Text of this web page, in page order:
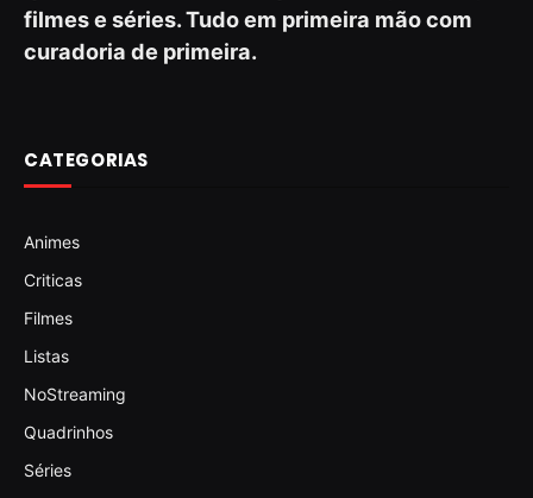
filmes e séries. Tudo em primeira mão com
curadoria de primeira.
CATEGORIAS
Animes
Criticas
Filmes
Listas
NoStreaming
Quadrinhos
Séries